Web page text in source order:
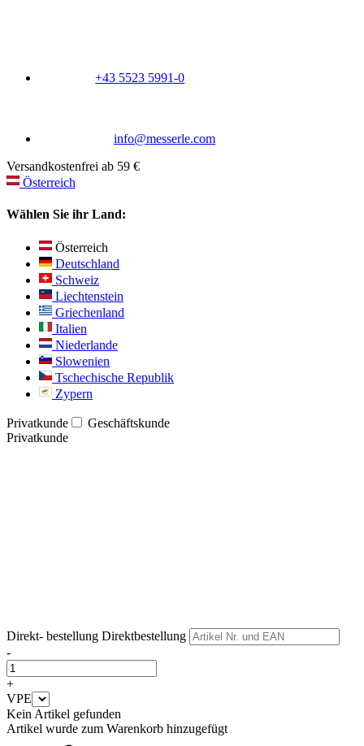
+43 5523 5991-0
info@messerle.com
Versandkostenfrei ab 59 €
Österreich
Wählen Sie ihr Land:
Österreich
Deutschland
Schweiz
Liechtenstein
Griechenland
Italien
Niederlande
Slowenien
Tschechische Republik
Zypern
Privatkunde
Geschäftskunde
Privatkunde
Direkt- bestellung Direktbestellung
-
+
VPE
Kein Artikel gefunden
Artikel wurde zum Warenkorb hinzugefügt